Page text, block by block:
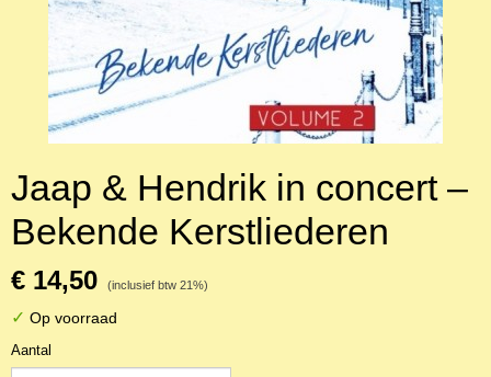
Jaap & Hendrik in concert –
Bekende Kerstliederen
€ 14,50 (inclusief btw 21%)
✓ Op voorraad
Aantal